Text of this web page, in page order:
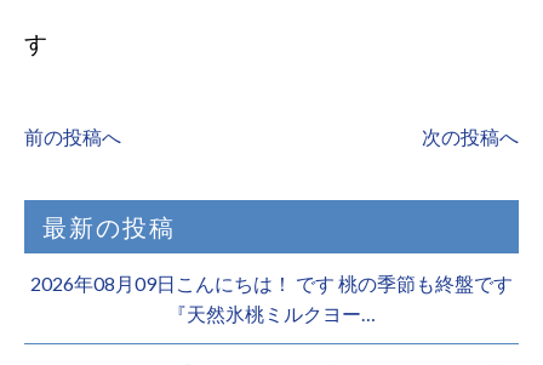
す️
前の投稿へ 次の投稿へ
最新の投稿
2026年08月09日こんにちは！ です 桃の季節も終盤です
『天然氷桃ミルクヨー…